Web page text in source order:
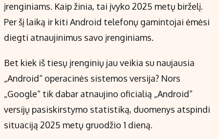
Turinio žymėjimo taisyklės
Kontaktai
Regionų naujienos
įrenginiams. Kaip žinia, tai įvyko 2025 metų birželį.
Per šį laiką ir kiti Android telefonų gamintojai ėmėsi
diegti atnaujinimus savo įrenginiams.
Bet kiek iš tiesų įrenginių jau veikia su naujausia
„Android“ operacinės sistemos versija? Nors
„Google“ tik dabar atnaujino oficialią „Android“
versijų pasiskirstymo statistiką, duomenys atspindi
situaciją 2025 metų gruodžio 1 dieną.